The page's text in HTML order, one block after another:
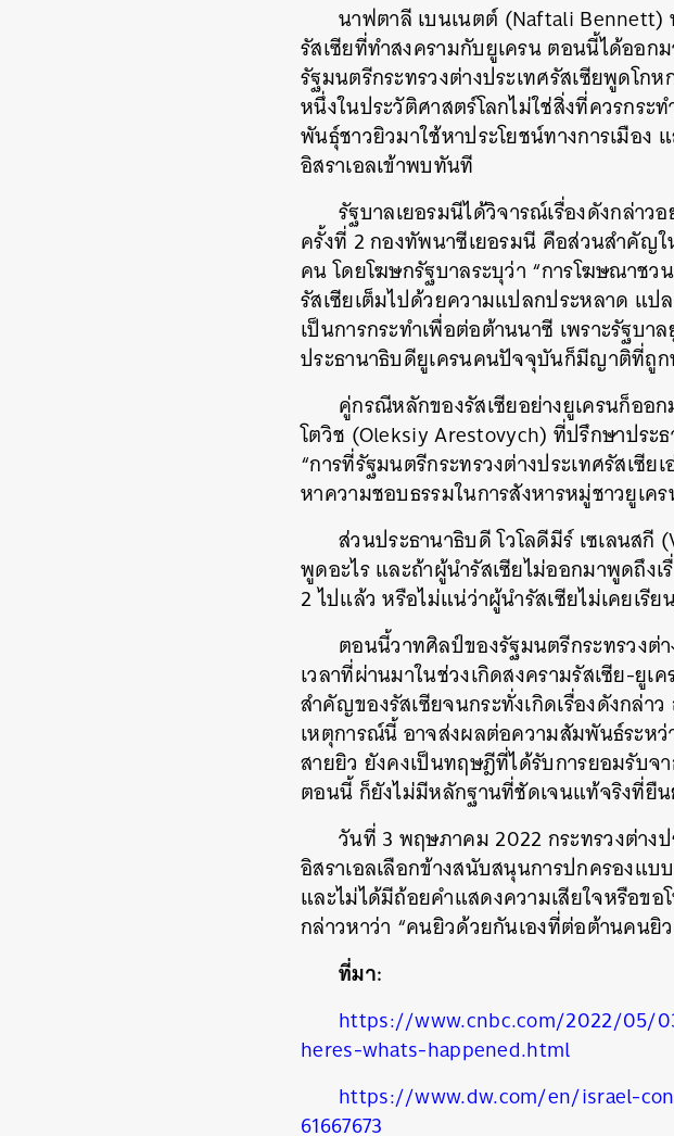
นาฟตาลี เบนเนตต์ (Naftali Bennett)
รัสเซียที่ทำสงครามกับยูเครน ตอนนี้ได้ออ
รัฐมนตรีกระทรวงต่างประเทศรัสเซียพูดโ
หนึ่งในประวัติศาสตร์โลกไม่ใช่สิ่งที่ควรกระ
พันธุ์ชาวยิวมาใช้หาประโยชน์ทางการเมือง
อิสราเอลเข้าพบทันที
รัฐบาลเยอรมนีได้วิจารณ์เรื่องดังกล่าว
ครั้งที่ 2 กองทัพนาซีเยอรมนี คือส่วนสำคัญ
คน โดยโฆษกรัฐบาลระบุว่า “การโฆษณาชว
รัสเซียเต็มไปด้วยความแปลกประหลาด แ
เป็นการกระทำเพื่อต่อต้านนาซี เพราะรัฐบ
ประธานาธิบดียูเครนคนปัจจุบันก็มีญาติที่ถูก
คู่กรณีหลักของรัสเซียอย่างยูเครนก็ออ
โตวิช (Oleksiy Arestovych) ที่ปรึกษาประ
“การที่รัฐมนตรีกระทรวงต่างประเทศรัสเซี
หาความชอบธรรมในการสังหารหมู่ชาวยูเค
ส่วนประธานาธิบดี โวโลดีมีร์ เซเลนส
พูดอะไร และถ้าผู้นำรัสเซียไม่ออกมาพูดถึง
2 ไปแล้ว หรือไม่แน่ว่าผู้นำรัสเซียไม่เคยเรีย
ตอนนี้วาทศิลป์ของรัฐมนตรีกระทรวงต่
เวลาที่ผ่านมาในช่วงเกิดสงครามรัสเซีย-ยูเ
สำคัญของรัสเซียจนกระทั่งเกิดเรื่องดังกล่
เหตุการณ์นี้ อาจส่งผลต่อความสัมพันธ์ระหว่
สายยิว ยังคงเป็นทฤษฎีที่ได้รับการยอมรับจ
ตอนนี้ ก็ยังไม่มีหลักฐานที่ชัดเจนแท้จริงที่ยืน
วันที่ 3 พฤษภาคม 2022 กระทรวงต่าง
อิสราเอลเลือกข้างสนับสนุนการปกครองแ
และไม่ได้มีถ้อยคำแสดงความเสียใจหรือข
กล่าวหาว่า “คนยิวด้วยกันเองที่ต่อต้านคนยิ
ที่มา:
https://www.cnbc.com/2022/05/
heres-whats-happened.html
https://www.dw.com/en/israel-
61667673
ค้นหา
SHARE